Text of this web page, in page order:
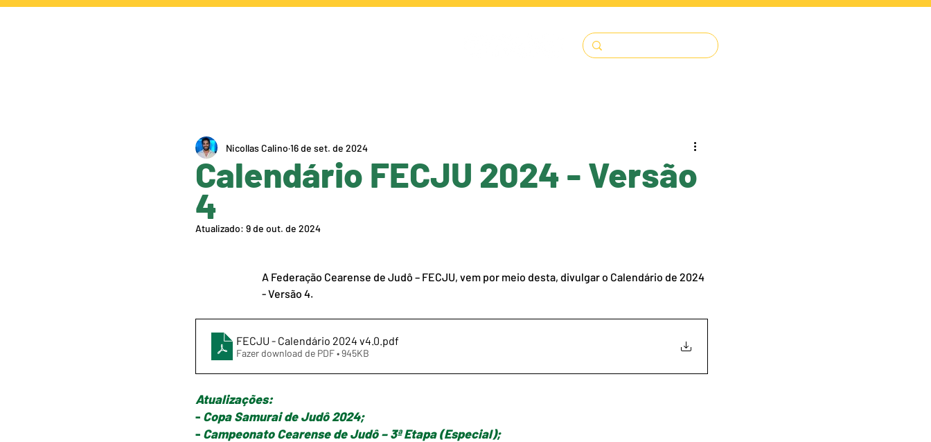
Calendário FECJU 2024 - Versão
4
Nicollas Calino 16 de set. de 2024
Atualizado: 9 de out. de 2024
A Federação Cearense de Judô – FECJU, vem por meio desta, divulgar o Calendário de 2024
- Versão 4.
FECJU - Calendário 2024 v4.0 .pdf
Fazer download de PDF • 945KB
Atualizações:
- Copa Samurai de Judô 2024;
- Campeonato Cearense de Judô – 3ª Etapa (Especial);